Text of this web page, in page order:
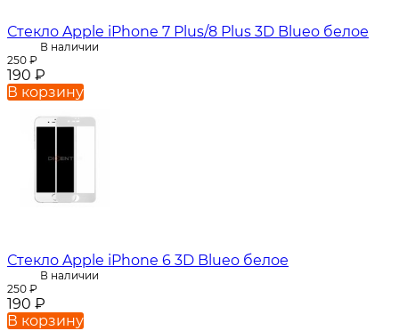
Стекло Apple iPhone 7 Plus/8 Plus 3D Blueo белое
В наличии
250 ₽
190 ₽
В корзину
Стекло Apple iPhone 6 3D Blueo белое
В наличии
250 ₽
190 ₽
В корзину